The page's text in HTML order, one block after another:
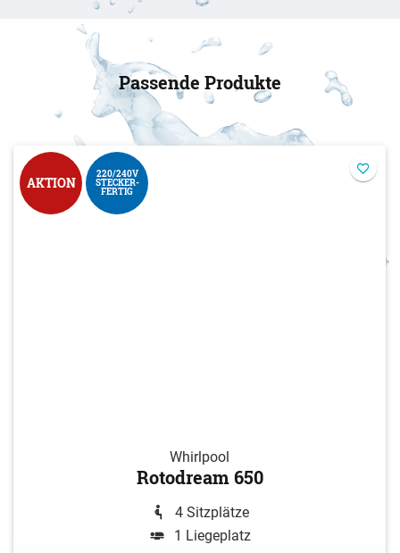
Passende Produkte
AKTION
220/240V
STECKER-
FERTIG
Whirlpool
Rotodream 650
4 Sitzplätze
1 Liegeplatz